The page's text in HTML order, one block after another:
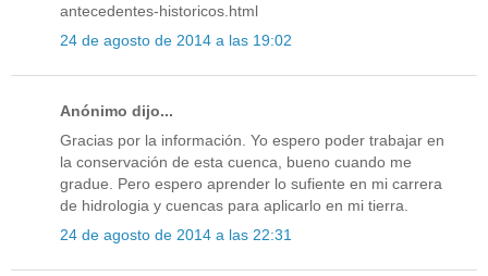
antecedentes-historicos.html
24 de agosto de 2014 a las 19:02
Anónimo dijo...
Gracias por la información. Yo espero poder trabajar en
la conservación de esta cuenca, bueno cuando me
gradue. Pero espero aprender lo sufiente en mi carrera
de hidrologia y cuencas para aplicarlo en mi tierra.
24 de agosto de 2014 a las 22:31